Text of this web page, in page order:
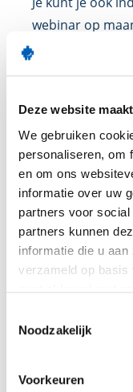
Deze website
We gebruiken
personaliseren, om
en om ons
informatie over uw
partners voor
partners kunnen
informatie die u
verzameld op basis
Noodzakelijk
Voorkeuren
webinar op
14.00u tot 15.00u
102,- per
inschrijving
inschrijvingen.
Meer weten?